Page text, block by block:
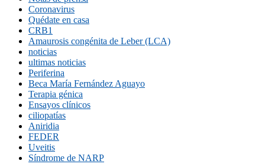
Coronavirus
Quédate en casa
CRB1
Amaurosis congénita de Leber (LCA)
noticias
ultimas noticias
Periferina
Beca María Fernández Aguayo
Terapia génica
Ensayos clínicos
ciliopatías
Aniridia
FEDER
Uveitis
Síndrome de NARP